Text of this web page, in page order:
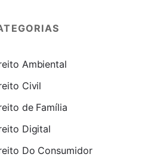
Ambiental
Civil
de Família
Digital
Do Consumidor